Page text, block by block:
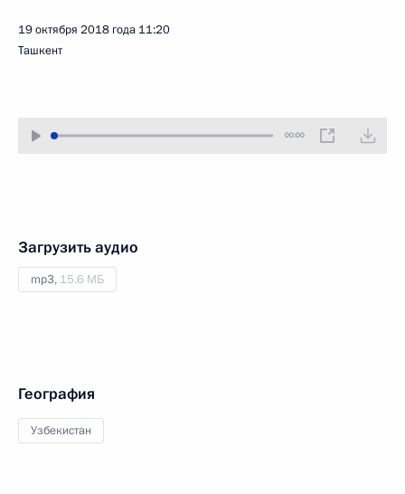
19 октября 2018 года 11:20
Ташкент
00:00
Загрузить аудио
mp3, 15.6 МБ
География
Узбекистан